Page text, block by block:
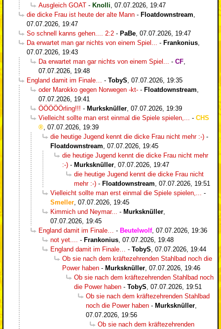
Ausgleich GOAT - Knolli 07.07.2026, 19:47
die dicke Frau ist heute der alte Mann - Floatdownstream
07.07.2026, 19:47
So schnell kanns gehen.... 2:2 - PaBe 07.07.2026, 19:47
Da erwartet man gar nichts von einem Spiel...
- Frankonius
07.07.2026, 19:43
Da erwartet man gar nichts von einem Spiel...
- CF
07.07.2026, 19:48
England damit im Finale…
- TobyS 07.07.2026, 19:35
oder Marokko gegen Norwegen -kt- - Floatdownstream
07.07.2026, 19:41
ÖÖÖÖÖrling!!! - Murksknüller 07.07.2026, 19:39
Vielleicht sollte man erst einmal die Spiele spielen,...
- CHS
07.07.2026, 19:39
die heutige Jugend kennt die dicke Frau nicht mehr :-) -
Floatdownstream 07.07.2026, 19:45
die heutige Jugend kennt die dicke Frau nicht mehr
:-) - Murksknüller 07.07.2026, 19:47
die heutige Jugend kennt die dicke Frau nicht
mehr :-) - Floatdownstream 07.07.2026, 19:51
Vielleicht sollte man erst einmal die Spiele spielen,...
-
Smeller 07.07.2026, 19:45
Kimmich und Neymar...
- Murksknüller
07.07.2026, 19:45
England damit im Finale…
- Beutelwolf, 07.07.2026, 19:36
not yet....
- Frankonius 07.07.2026, 19:48
England damit im Finale…
- TobyS 07.07.2026, 19:44
Ob sie nach dem kräftezehrenden Stahlbad noch die
Power haben - Murksknüller 07.07.2026, 19:46
Ob sie nach dem kräftezehrenden Stahlbad noch
die Power haben - TobyS 07.07.2026, 19:51
Ob sie nach dem kräftezehrenden Stahlbad
noch die Power haben - Murksknüller
07.07.2026, 19:56
Ob sie nach dem kräftezehrenden